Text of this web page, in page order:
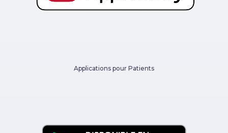
Applications pour Patients